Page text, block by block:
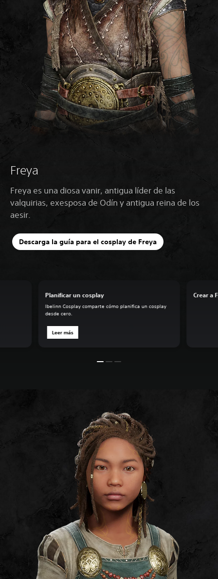
Freya
Freya es una diosa vanir, antigua líder de las
valquirias, exesposa de Odín y antigua reina de los
aesir.
Descarga la guía para el cosplay de Freya
Planificar un cosplay
Ibelinn Cosplay comparte cómo planifica un cosplay
desde cero.
Leer más
Crear a